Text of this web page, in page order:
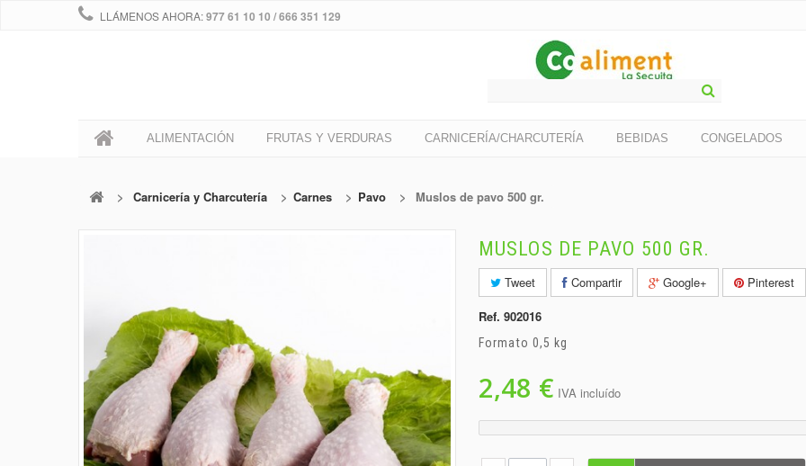
LLÁMENOS AHORA:977 61 10 10 / 666 351 129
ALIMENTACIÓN FRUTAS Y VERDURAS CARNICERÍA/CHARCUTERÍA BEBIDAS CONGELADOS
> Carnicería y Charcutería > Carnes > Pavo > Muslos de pavo 500 gr.
MUSLOS DE PAVO 500 GR.
Tweet Compartir Google+
Pinterest
Ref. 902016
Formato 0,5 kg
2,48 € IVA incluído